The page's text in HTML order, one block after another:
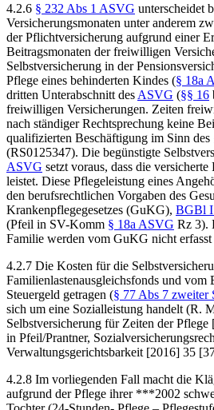
4.2.6 § 232 Abs 1 ASVG unterscheidet
Versicherungsmonaten unter anderem
der Pflichtversicherung aufgrund einer
Beitragsmonaten der freiwilligen
Selbstversicherung in der
Pflege eines behinderten Kindes (§ 18a
dritten Unterabschnitt des ASVG (§§ 16
freiwilligen Versicherungen. Zeiten
nach ständiger Rechtsprechung keine
qualifizierten Beschäftigung im Sinn des
(RS0125347). Die begünstigte
ASVG setzt voraus, dass die versicherte
leistet. Diese Pflegeleistung eines
den berufsrechtlichen Vorgaben des
Krankenpflegegesetzes (GuKG), BGBl I
(Pfeil in SV-Komm § 18a ASVG Rz 3).
Familie werden vom GuKG nicht
4.2.7 Die Kosten für die
Familienlastenausgleichsfonds und vom
Steuergeld getragen (§ 77 Abs 7 zweiter
sich um eine Sozialleistung handelt (R.
Selbstversicherung für Zeiten der Pflege
in Pfeil/Prantner,
Verwaltungsgerichtsbarkeit [2016] 35
4.2.8 Im vorliegenden Fall macht die
aufgrund der Pflege ihrer ***2002